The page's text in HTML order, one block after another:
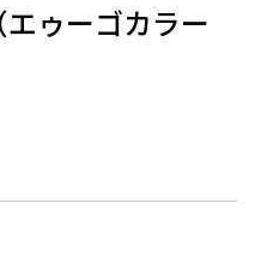
ゥーゴカラー